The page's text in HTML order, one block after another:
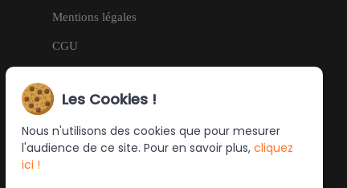
Mentions légales
CGU
Les Cookies !
Nous n'utilisons des cookies que pour mesurer
l'audience de ce site. Pour en savoir plus, cliquez
ici !